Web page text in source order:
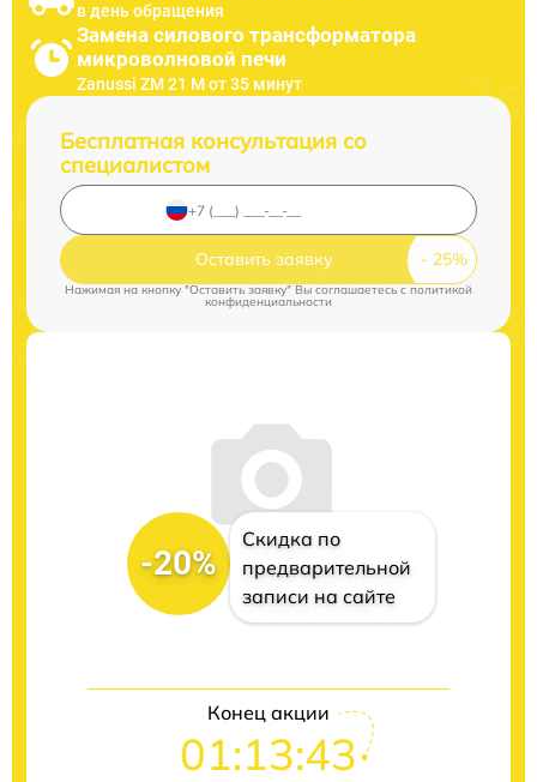
в день обращения
Замена силового трансформатора
микроволновой печи
Zanussi ZM 21 M от 35 минут
Бесплатная консультация со
специалистом
Оставить заявку
Нажимая на кнопку "Оставить заявку" Вы соглашаетесь cполитикой
конфиденциальности
-20%
Скидка по
предварительной
записи на сайте
Конец акции
01:13:42